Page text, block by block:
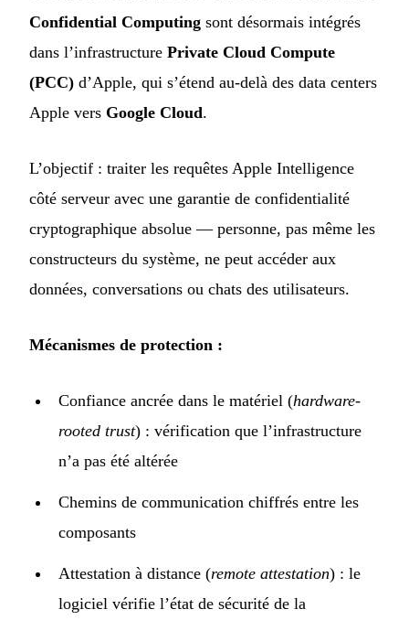
Confidential Computing sont désormais intégrés
dans l’infrastructure Private Cloud Compute
(PCC) d’Apple, qui s’étend au-delà des data centers
Apple vers Google Cloud.
L’objectif : traiter les requêtes Apple Intelligence
côté serveur avec une garantie de confidentialité
cryptographique absolue — personne, pas même les
constructeurs du système, ne peut accéder aux
données, conversations ou chats des utilisateurs.
Mécanismes de protection :
Confiance ancrée dans le matériel (hardware-
rooted trust) : vérification que l’infrastructure
n’a pas été altérée
Chemins de communication chiffrés entre les
composants
Attestation à distance (remote attestation) : le
logiciel vérifie l’état de sécurité de la